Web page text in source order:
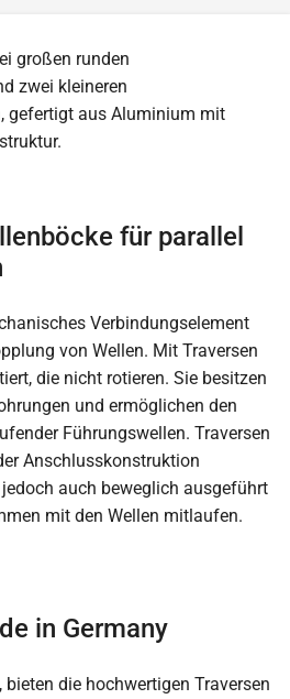
für parallel
Verbindungselement
von Wellen. Mit Traversen
die nicht rotieren. Sie besitzen
und ermöglichen den
Führungswellen. Traversen
Anschlusskonstruktion
auch beweglich ausgeführt
mit den Wellen mitlaufen.
in Germany
bieten die hochwertigen Traversen